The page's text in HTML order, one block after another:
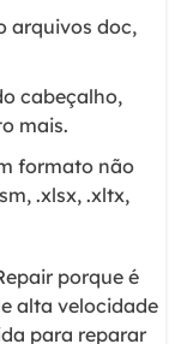
arquivos doc,
cabeçalho,
mais.
formato não
.xlsx, .xltx,
porque é
alta velocidade
para reparar